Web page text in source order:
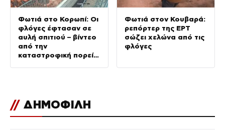
Φωτιά στο Κορωπί: Οι
φλόγες έφτασαν σε
αυλή σπιτιού – βίντεο
από την
καταστροφική πορεία
Φωτιά στον Κουβαρά:
ρεπόρτερ της ΕΡΤ
σώζει χελώνα από τις
φλόγες
// ΔΗΜΟΦΙΛΗ